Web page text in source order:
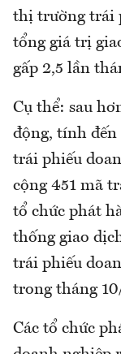
thị trường trái
tổng giá trị
gấp 2,5 lần
Cụ thể: sau
động, tính
trái phiếu
cộng 451 mã
tổ chức phát
thống giao
trái phiếu
trong tháng
Các tổ chức